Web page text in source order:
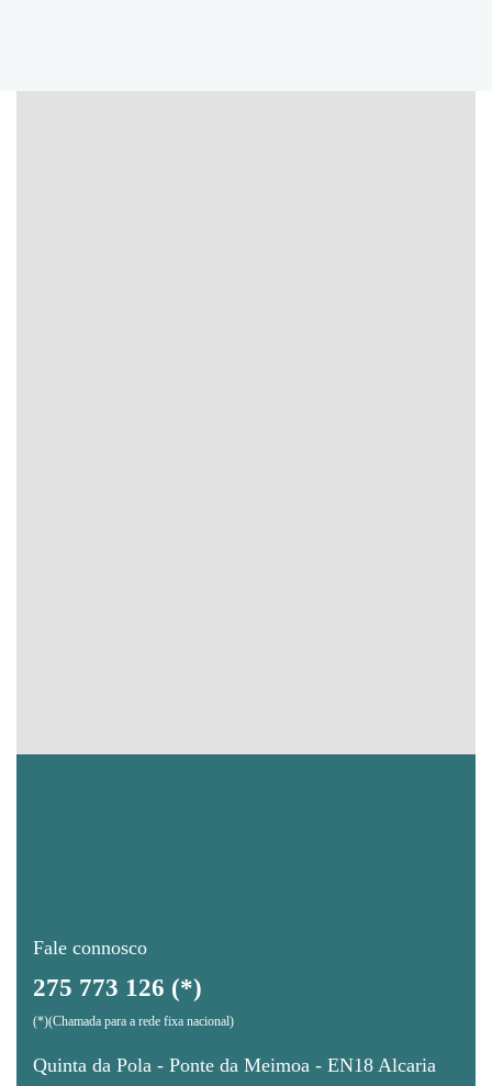
Fale connosco
275 773 126 (*)
(*)(Chamada para a rede fixa nacional)
Quinta da Pola - Ponte da Meimoa - EN18 Alcaria